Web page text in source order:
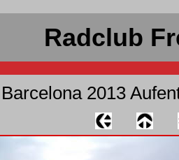
Radclub
Barcelona 2013